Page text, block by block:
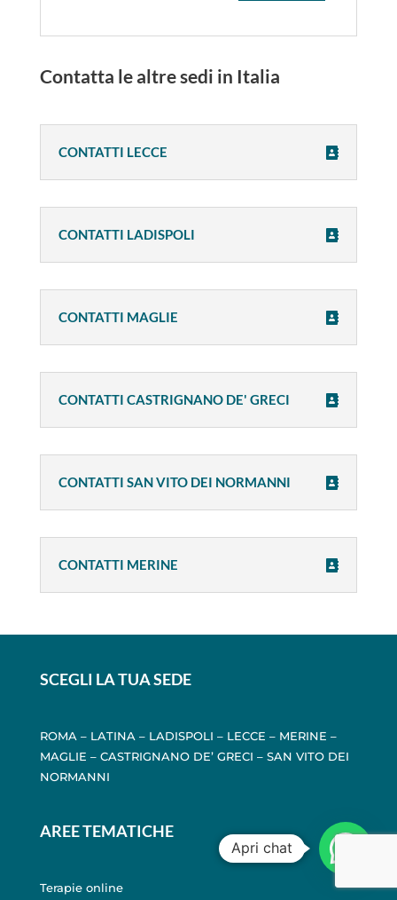
Contatta le altre sedi in Italia
CONTATTI LECCE
CONTATTI LADISPOLI
CONTATTI MAGLIE
CONTATTI CASTRIGNANO DE' GRECI
CONTATTI SAN VITO DEI NORMANNI
CONTATTI MERINE
SCEGLI LA TUA SEDE
ROMA – LATINA – LADISPOLI – LECCE – MERINE –
MAGLIE – CASTRIGNANO DE’ GRECI – SAN VITO DEI
NORMANNI
AREE TEMATICHE
Terapie online
Apri chat